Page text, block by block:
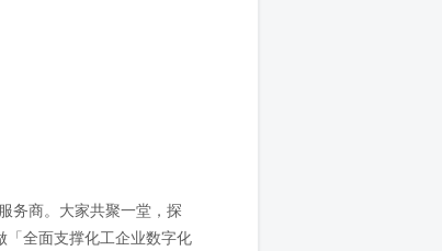
务商。大家共聚一堂，探
「全面支撑化工企业数字化